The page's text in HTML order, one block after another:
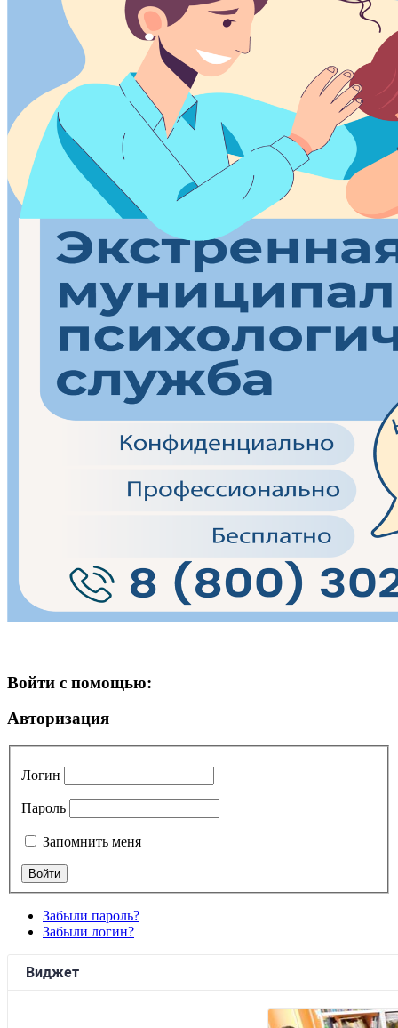
Войти с помощью:
Авторизация
Логин
Пароль
Запомнить меня
Забыли пароль?
Забыли логин?